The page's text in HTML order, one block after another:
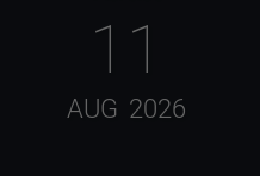
11
AUG 2026